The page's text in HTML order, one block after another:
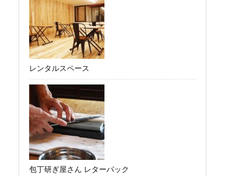
レンタルスペース
包丁研ぎ屋さん レターパック